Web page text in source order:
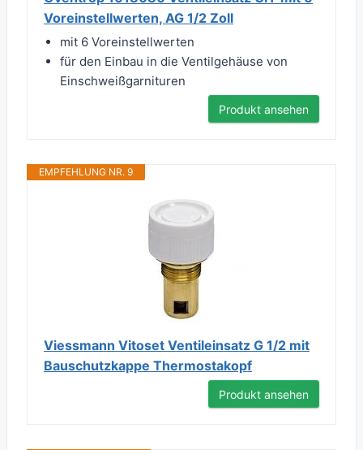
Voreinstellwerten, AG 1/2 Zoll
mit 6 Voreinstellwerten
für den Einbau in die Ventilgehäuse von
Einschweißgarnituren
Produkt ansehen
EMPFEHLUNG NR. 9
Viessmann Vitoset Ventileinsatz G 1/2 mit
Bauschutzkappe Thermostakopf
Produkt ansehen